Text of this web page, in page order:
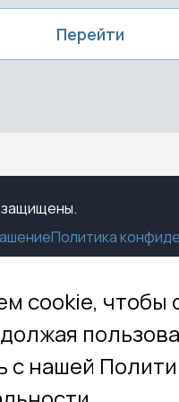
Перейти
Политика
Пункты выдачи
Оплата
Установка
Гид по кладбищам
8
cookie, чтобы
с нашей